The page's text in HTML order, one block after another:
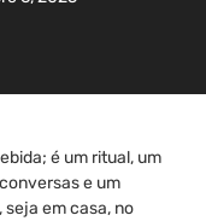
é um ritual, um
e um
em casa, no